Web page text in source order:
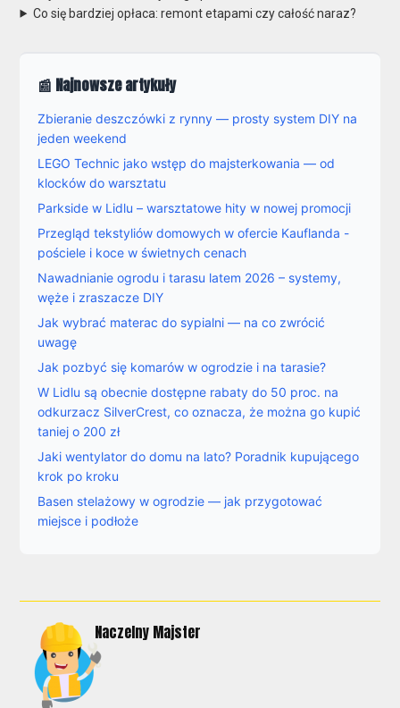
Co się bardziej opłaca: remont etapami czy całość naraz?
📰 Najnowsze artykuły
Zbieranie deszczówki z rynny — prosty system DIY na
jeden weekend
LEGO Technic jako wstęp do majsterkowania — od
klocków do warsztatu
Parkside w Lidlu – warsztatowe hity w nowej promocji
Przegląd tekstyliów domowych w ofercie Kauflanda -
pościele i koce w świetnych cenach
Nawadnianie ogrodu i tarasu latem 2026 – systemy,
węże i zraszacze DIY
Jak wybrać materac do sypialni — na co zwrócić
uwagę
Jak pozbyć się komarów w ogrodzie i na tarasie?
W Lidlu są obecnie dostępne rabaty do 50 proc. na
odkurzacz SilverCrest, co oznacza, że można go kupić
taniej o 200 zł
Jaki wentylator do domu na lato? Poradnik kupującego
krok po kroku
Basen stelażowy w ogrodzie — jak przygotować
miejsce i podłoże
Naczelny Majster